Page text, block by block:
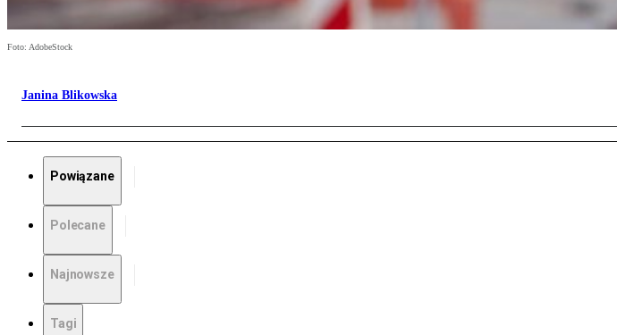
Foto: AdobeStock
Janina Blikowska
Powiązane
Polecane
Najnowsze
Tagi